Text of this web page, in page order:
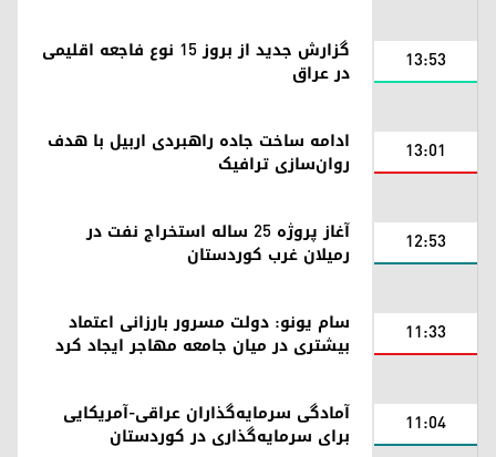
13:53 گزارش جدید از بروز ۱۵ نوع فاجعه اقلیمی
در عراق
13:01 ادامه ساخت جاده راهبردی اربیل با هدف
روان‌سازی ترافیک
12:53 آغاز پروژه ۲۵ ساله استخراج نفت در
رميلان غرب کوردستان
11:33 سام یونو: دولت مسرور بارزانی اعتماد
بیشتری در میان جامعه مهاجر ایجاد کرد
11:04 آمادگی سرمایه‌گذاران عراقی-آمریکایی
برای سرمایه‌گذاری در کوردستان